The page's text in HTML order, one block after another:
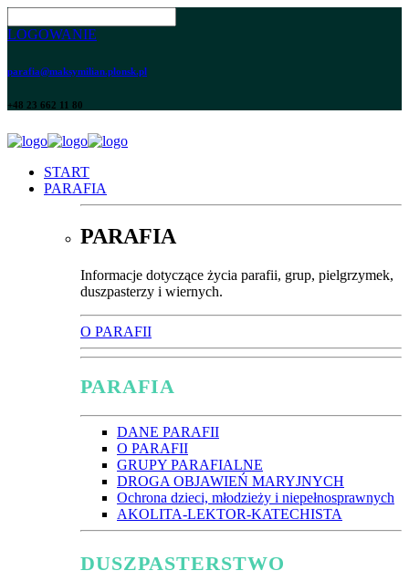
LOGOWANIE
parafia@maksymilian.plonsk.pl
+48 23 662 11 80
START
PARAFIA
PARAFIA
Informacje dotyczące życia parafii, grup, pielgrzymek,
duszpasterzy i wiernych.
O PARAFII
PARAFIA
DANE PARAFII
O PARAFII
GRUPY PARAFIALNE
DROGA OBJAWIEŃ MARYJNYCH
Ochrona dzieci, młodzieży i niepełnosprawnych
AKOLITA-LEKTOR-KATECHISTA
DUSZPASTERSTWO